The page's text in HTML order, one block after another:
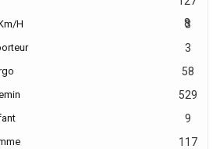
8
h 3
3
58
529
9
117